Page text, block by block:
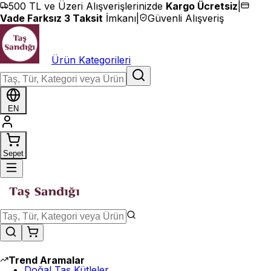
İçeriğe geç
500 TL ve Üzeri Alışverişlerinizde Kargo Ücretsiz
Vade Farksız 3 Taksit İmkanı Güvenli Alışveriş
Ürün Kategorileri
EN
Sepet
Trend Aramalar